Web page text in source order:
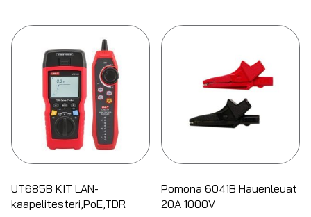
UT685B KIT LAN-
kaapelitesteri,PoE,TDR
Pomona 6041B Hauenleuat
20A 1000V